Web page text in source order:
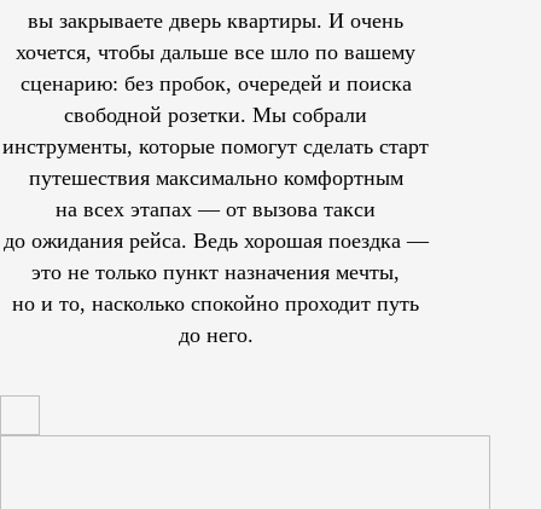
вы закрываете дверь квартиры. И очень
хочется, чтобы дальше все шло по вашему
сценарию: без пробок, очередей и поиска
свободной розетки. Мы собрали
инструменты, которые помогут сделать старт
путешествия максимально комфортным
на всех этапах — от вызова такси
до ожидания рейса. Ведь хорошая поездка —
это не только пункт назначения мечты,
но и то, насколько спокойно проходит путь
до него.